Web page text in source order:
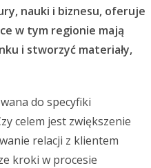
nauki i biznesu, oferuje
w tym regionie mają
i stworzyć materiały,
do specyfiki
celem jest zwiększenie
relacji z klientem
kroki w procesie